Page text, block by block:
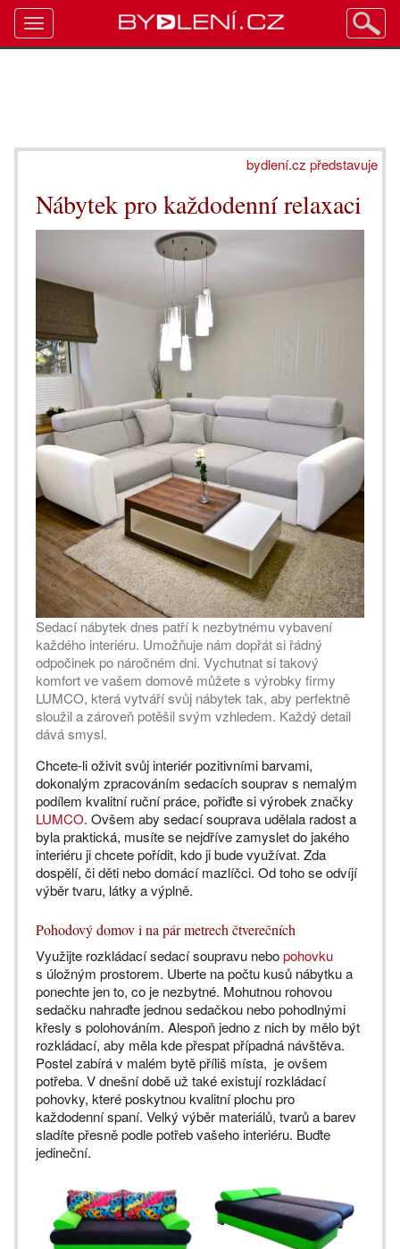
bydlení.cz představuje
Nábytek pro každodenní relaxaci
Sedací nábytek dnes patří k nezbytnému vybavení
každého interiéru. Umožňuje nám dopřát si řádný
odpočinek po náročném dni. Vychutnat si takový
komfort ve vašem domově můžete s výrobky firmy
LUMCO, která vytváří svůj nábytek tak, aby perfektně
sloužil a zároveň potěšil svým vzhledem. Každý detail
dává smysl.
Chcete-li oživit svůj interiér pozitivními barvami,
dokonalým zpracováním sedacích souprav s nemalým
podílem kvalitní ruční práce, pořiďte si výrobek značky
LUMCO. Ovšem aby sedací souprava udělala radost a
byla praktická, musíte se nejdříve zamyslet do jakého
interiéru ji chcete pořídit, kdo ji bude využívat. Zda
dospělí, či děti nebo domácí mazlíčci. Od toho se odvíjí
výběr tvaru, látky a výplně.
Pohodový domov i na pár metrech čtverečních
Využijte rozkládací sedací soupravu nebopohovku
s úložným prostorem. Uberte na počtu kusů nábytku a
ponechte jen to, co je nezbytné. Mohutnou rohovou
sedačku nahraďte jednou sedačkou nebo pohodlnými
křesly s polohováním. Alespoň jedno z nich by mělo být
rozkládací, aby měla kde přespat případná návštěva.
Postel zabírá v malém bytě příliš místa, je ovšem
potřeba. V dnešní době už také existují rozkládací
pohovky, které poskytnou kvalitní plochu pro
každodenní spaní. Velký výběr materiálů, tvarů a barev
sladíte přesně podle potřeb vašeho interiéru. Buďte
jedineční.
Toggle
navigation